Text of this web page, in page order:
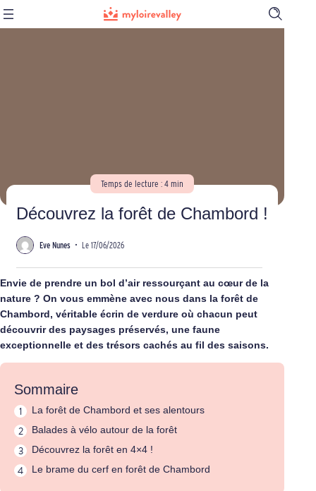
Ouvrir
la
Temps de lecture : 4 min
Découvrez la forêt de Chambord !
Eve Nunes •Le 17/06/2026
Envie de prendre un bol d’air ressourçant au cœur de la
nature ? On vous emmène avec nous dans la forêt de
Chambord, véritable écrin de verdure où chacun peut
découvrir des paysages préservés, une faune
exceptionnelle et des trésors cachés au fil des saisons.
Sommaire
La forêt de Chambord et ses alentours
Balades à vélo autour de la forêt
Découvrez la forêt en 4×4 !
Le brame du cerf en forêt de Chambord